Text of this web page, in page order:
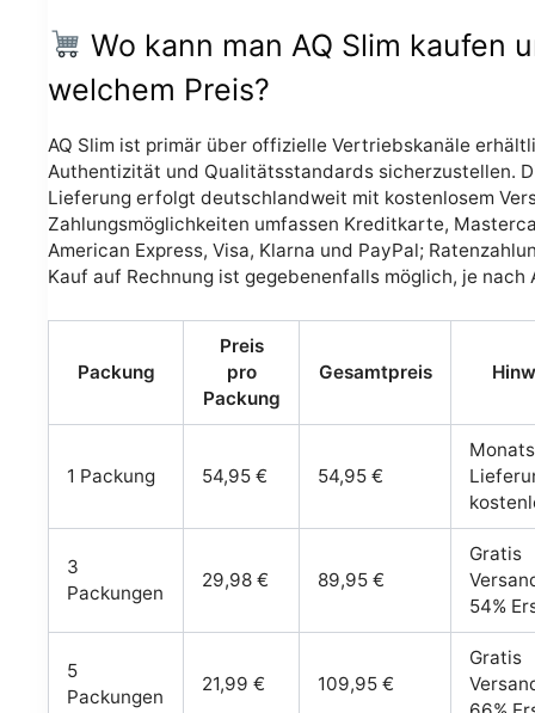
Wo kann man AQ Slim kaufen
welchem Preis?
AQ Slim ist primär über offizielle Vertriebskanäle
Authentizität und Qualitätsstandards sicherzustellen.
Lieferung erfolgt deutschlandweit mit kostenlosem
Zahlungsmöglichkeiten umfassen Kreditkarte,
American Express, Visa, Klarna und PayPal;
Kauf auf Rechnung ist gegebenenfalls möglich, je nach
Packung
Preis
pro
Packung
Gesamtpreis
1 Packung 54,95 € 54,95 €
3
Packungen
29,98 € 89,95 €
Gratis
54%
5
Packungen
21,99 € 109,95 €
Gratis